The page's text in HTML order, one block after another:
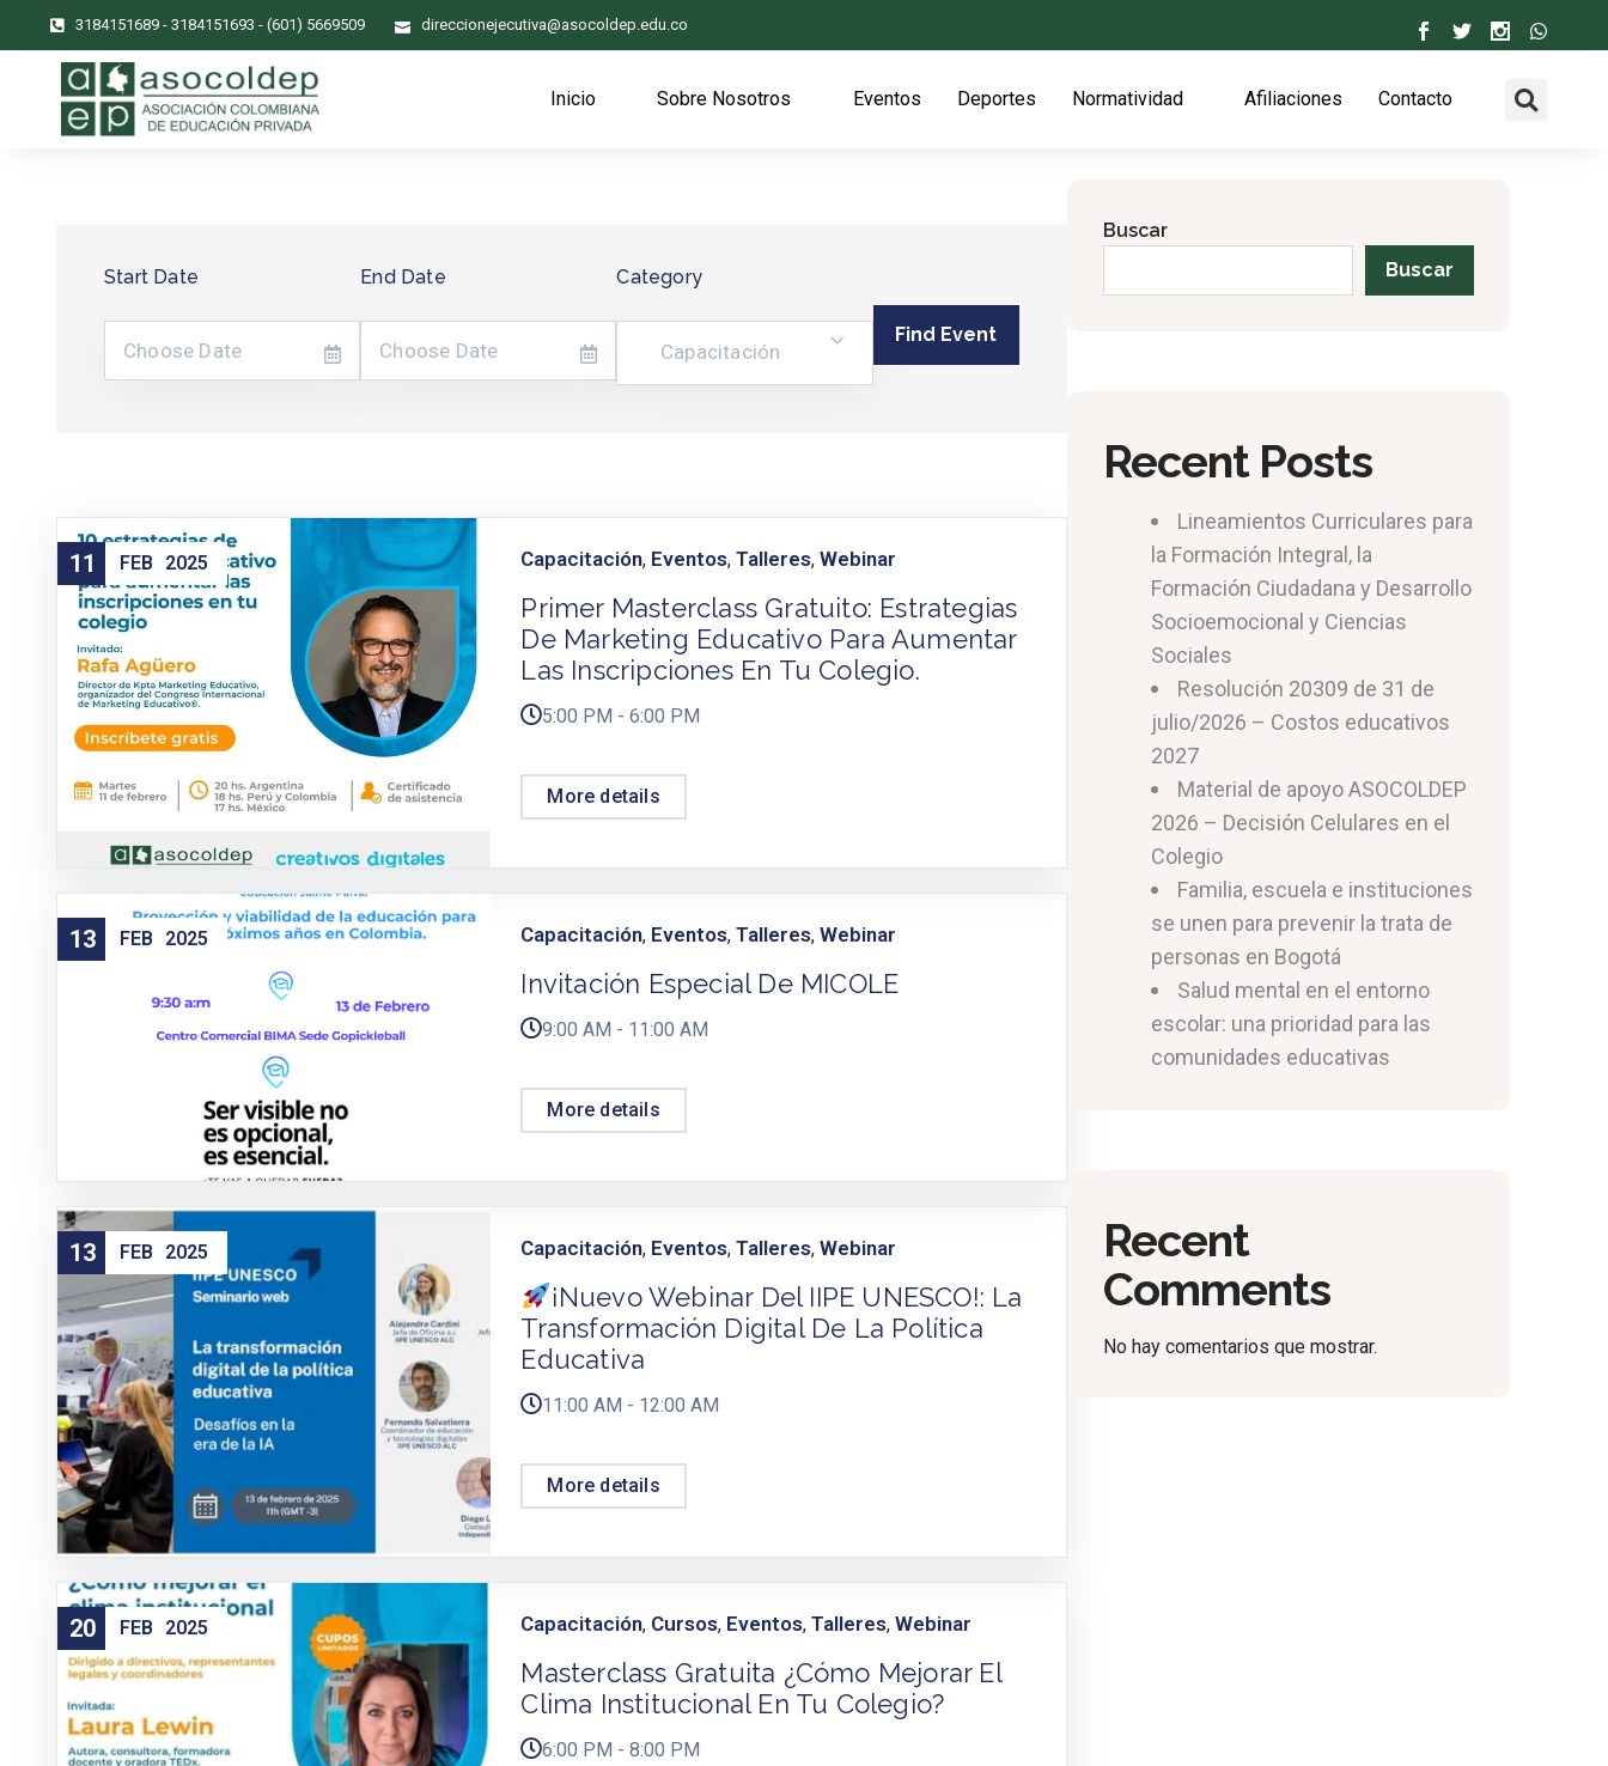
3184151689 - 3184151693 - (601) 5669509 direccionejecutiva@asocoldep.edu.co
Inicio Sobre Nosotros Eventos Deportes Normatividad Afiliaciones Contacto
Start Date End Date Category
Capacitación
11 FEB 2025 Capacitación, Eventos,Talleres,Webinar
Primer Masterclass Gratuito: Estrategias
De Marketing Educativo Para Aumentar
Las Inscripciones En Tu Colegio.
5:00 PM - 6:00 PM
More details
13 FEB 2025 Capacitación, Eventos,Talleres,Webinar
Invitación Especial De MICOLE
9:00 AM - 11:00 AM
More details
13 FEB 2025 Capacitación, Eventos,Talleres,Webinar
¡Nuevo Webinar Del IIPE UNESCO!: La
Transformación Digital De La Política
Educativa
11:00 AM - 12:00 AM
More details
20 FEB 2025 Capacitación, Cursos, Eventos,Talleres,Webinar
Masterclass Gratuita ¿Cómo Mejorar El
Clima Institucional En Tu Colegio?
6:00 PM - 8:00 PM
Buscar
Buscar
Recent Posts
Lineamientos Curriculares para
la Formación Integral, la
Formación Ciudadana y Desarrollo
Socioemocional y Ciencias
Sociales
Resolución 20309 de 31 de
julio/2026 – Costos educativos
2027
Material de apoyo ASOCOLDEP
2026 – Decisión Celulares en el
Colegio
Familia, escuela e instituciones
se unen para prevenir la trata de
personas en Bogotá
Salud mental en el entorno
escolar: una prioridad para las
comunidades educativas
Recent
Comments
No hay comentarios que mostrar.